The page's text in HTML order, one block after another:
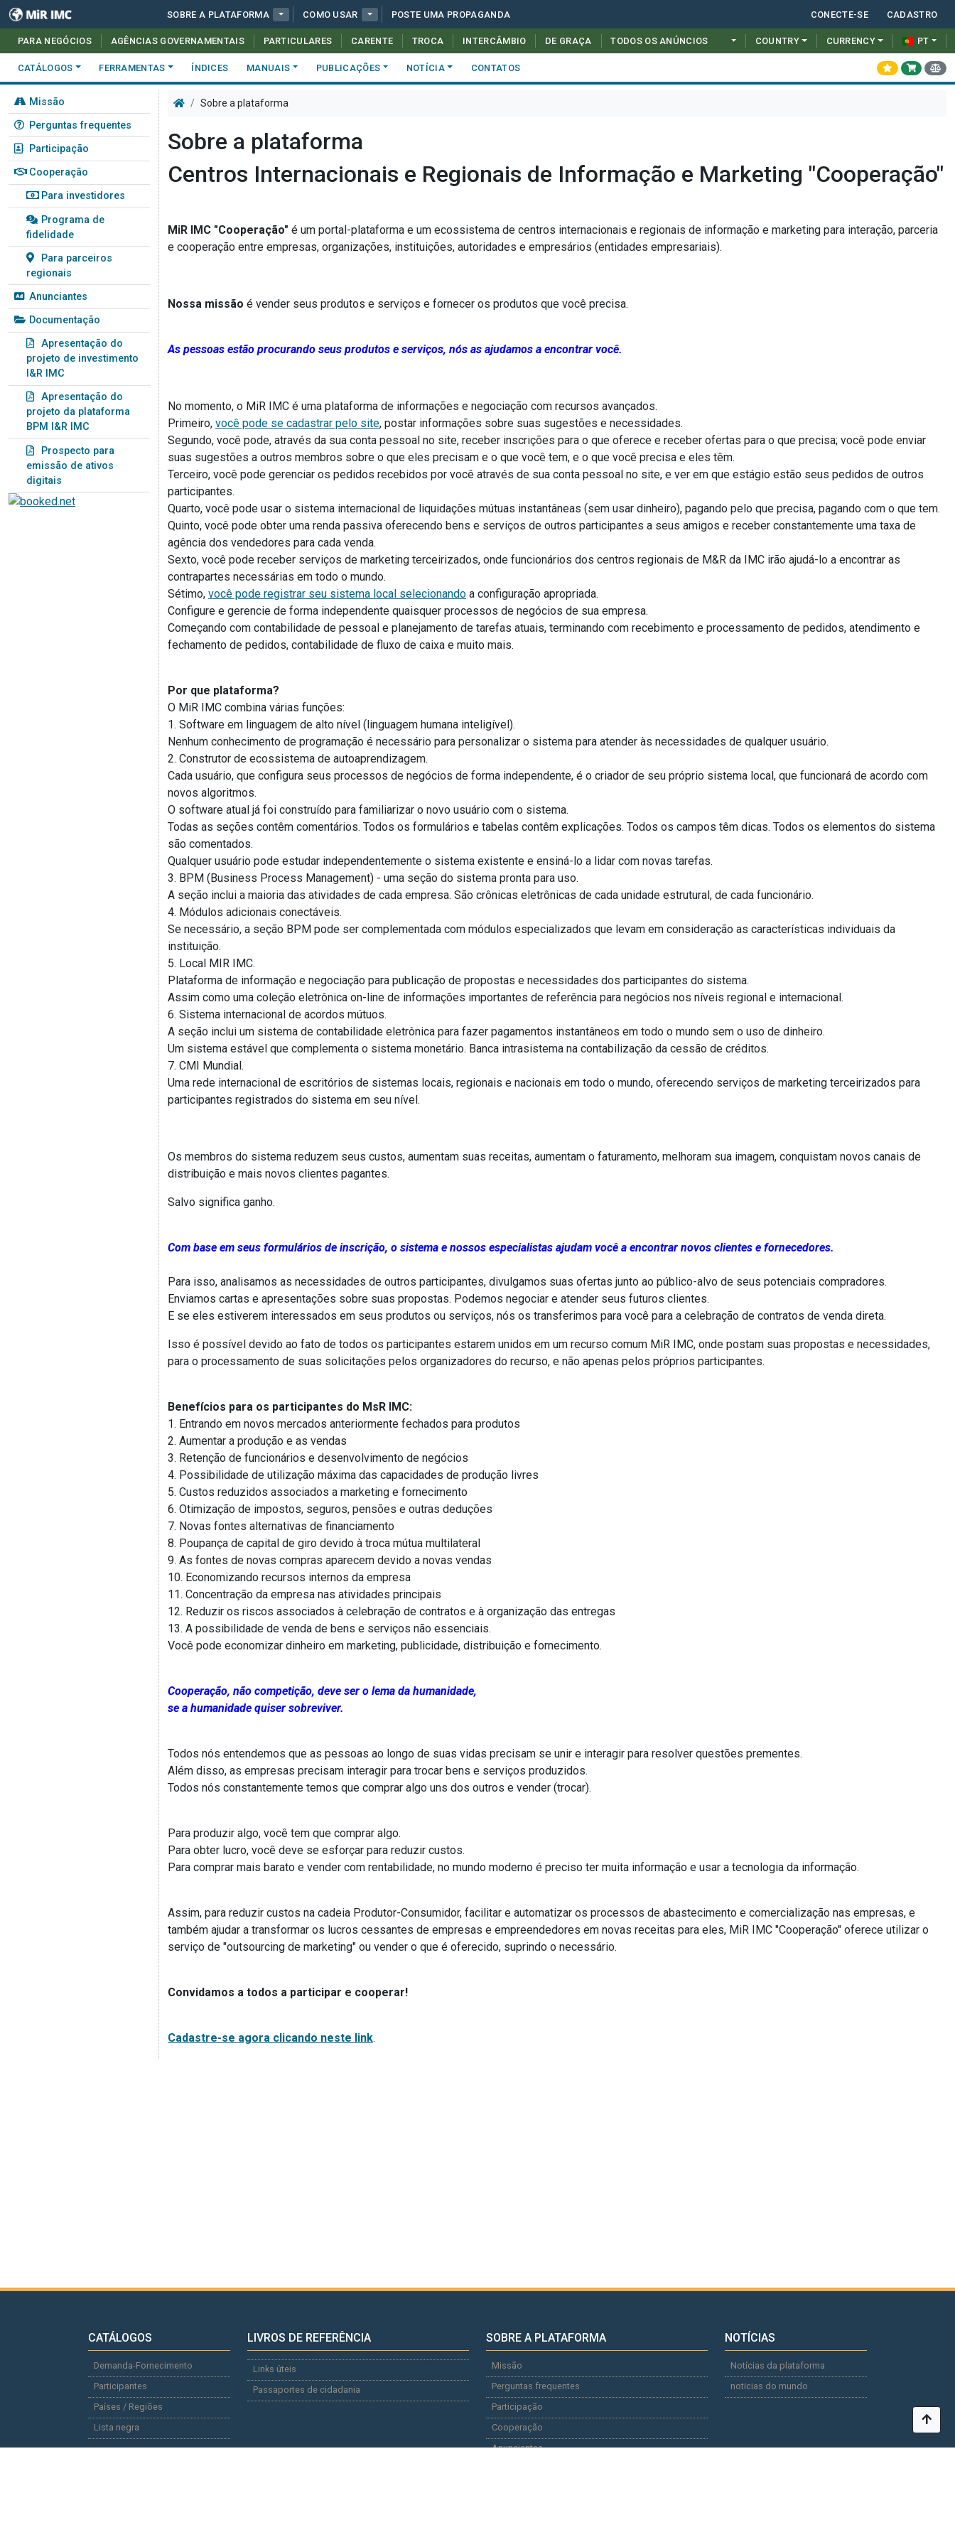
SOBRE A PLATAFORMA COMO USAR POSTE UMA PROPAGANDA CONECTE-SE CADASTRO
PARA NEGÓCIOS AGÊNCIAS GOVERNAMENTAIS PARTICULARES CARENTE TROCA INTERCÂMBIO DE GRAÇA TODOS OS ANÚNCIOS COUNTRY CURRENCY PT
CATÁLOGOS FERRAMENTAS ÍNDICES MANUAIS PUBLICAÇÕES NOTÍCIA CONTATOS
Missão
Perguntas frequentes
Participação
Cooperação
Para investidores
Programa de
fidelidade
Para parceiros
regionais
Anunciantes
Documentação
Apresentação do
projeto de investimento
I&R IMC
Apresentação do
projeto da plataforma
BPM I&R IMC
Prospecto para
emissão de ativos
digitais
Sobre a plataforma
Sobre a plataforma
Centros Internacionais e Regionais de Informação e Marketing "Cooperação"
MiR IMC "Cooperação" é um portal-plataforma e um ecossistema de centros internacionais e regionais de informação e marketing para interação, parceria
e cooperação entre empresas, organizações, instituições, autoridades e empresários (entidades empresariais).
Nossa missão é vender seus produtos e serviços e fornecer os produtos que você precisa.
As pessoas estão procurando seus produtos e serviços, nós as ajudamos a encontrar você.
No momento, o MiR IMC é uma plataforma de informações e negociação com recursos avançados.
Primeiro, você pode se cadastrar pelo site, postar informações sobre suas sugestões e necessidades.
Segundo, você pode, através da sua conta pessoal no site, receber inscrições para o que oferece e receber ofertas para o que precisa; você pode enviar
suas sugestões a outros membros sobre o que eles precisam e o que você tem, e o que você precisa e eles têm.
Terceiro, você pode gerenciar os pedidos recebidos por você através de sua conta pessoal no site, e ver em que estágio estão seus pedidos de outros
participantes.
Quarto, você pode usar o sistema internacional de liquidações mútuas instantâneas (sem usar dinheiro), pagando pelo que precisa, pagando com o que tem.
Quinto, você pode obter uma renda passiva oferecendo bens e serviços de outros participantes a seus amigos e receber constantemente uma taxa de
agência dos vendedores para cada venda.
Sexto, você pode receber serviços de marketing terceirizados, onde funcionários dos centros regionais de M&R da IMC irão ajudá-lo a encontrar as
contrapartes necessárias em todo o mundo.
Sétimo, você pode registrar seu sistema local selecionando a configuração apropriada.
Configure e gerencie de forma independente quaisquer processos de negócios de sua empresa.
Começando com contabilidade de pessoal e planejamento de tarefas atuais, terminando com recebimento e processamento de pedidos, atendimento e
fechamento de pedidos, contabilidade de fluxo de caixa e muito mais.
Por que plataforma?
O MiR IMC combina várias funções:
1. Software em linguagem de alto nível (linguagem humana inteligível).
Nenhum conhecimento de programação é necessário para personalizar o sistema para atender às necessidades de qualquer usuário.
2. Construtor de ecossistema de autoaprendizagem.
Cada usuário, que configura seus processos de negócios de forma independente, é o criador de seu próprio sistema local, que funcionará de acordo com
novos algoritmos.
O software atual já foi construído para familiarizar o novo usuário com o sistema.
Todas as seções contêm comentários. Todos os formulários e tabelas contêm explicações. Todos os campos têm dicas. Todos os elementos do sistema
são comentados.
Qualquer usuário pode estudar independentemente o sistema existente e ensiná-lo a lidar com novas tarefas.
3. BPM (Business Process Management) - uma seção do sistema pronta para uso.
A seção inclui a maioria das atividades de cada empresa. São crônicas eletrônicas de cada unidade estrutural, de cada funcionário.
4. Módulos adicionais conectáveis.
Se necessário, a seção BPM pode ser complementada com módulos especializados que levam em consideração as características individuais da
instituição.
5. Local MIR IMC.
Plataforma de informação e negociação para publicação de propostas e necessidades dos participantes do sistema.
Assim como uma coleção eletrônica on-line de informações importantes de referência para negócios nos níveis regional e internacional.
6. Sistema internacional de acordos mútuos.
A seção inclui um sistema de contabilidade eletrônica para fazer pagamentos instantâneos em todo o mundo sem o uso de dinheiro.
Um sistema estável que complementa o sistema monetário. Banca intrasistema na contabilização da cessão de créditos.
7. CMI Mundial.
Uma rede internacional de escritórios de sistemas locais, regionais e nacionais em todo o mundo, oferecendo serviços de marketing terceirizados para
participantes registrados do sistema em seu nível.
Os membros do sistema reduzem seus custos, aumentam suas receitas, aumentam o faturamento, melhoram sua imagem, conquistam novos canais de
distribuição e mais novos clientes pagantes.
Salvo significa ganho.
Com base em seus formulários de inscrição, o sistema e nossos especialistas ajudam você a encontrar novos clientes e fornecedores.
Para isso, analisamos as necessidades de outros participantes, divulgamos suas ofertas junto ao público-alvo de seus potenciais compradores.
Enviamos cartas e apresentações sobre suas propostas. Podemos negociar e atender seus futuros clientes.
E se eles estiverem interessados ​​em seus produtos ou serviços, nós os transferimos para você para a celebração de contratos de venda direta.
Isso é possível devido ao fato de todos os participantes estarem unidos em um recurso comum MiR IMC, onde postam suas propostas e necessidades,
para o processamento de suas solicitações pelos organizadores do recurso, e não apenas pelos próprios participantes.
Benefícios para os participantes do MsR IMC:
1. Entrando em novos mercados anteriormente fechados para produtos
2. Aumentar a produção e as vendas
3. Retenção de funcionários e desenvolvimento de negócios
4. Possibilidade de utilização máxima das capacidades de produção livres
5. Custos reduzidos associados a marketing e fornecimento
6. Otimização de impostos, seguros, pensões e outras deduções
7. Novas fontes alternativas de financiamento
8. Poupança de capital de giro devido à troca mútua multilateral
9. As fontes de novas compras aparecem devido a novas vendas
10. Economizando recursos internos da empresa
11. Concentração da empresa nas atividades principais
12. Reduzir os riscos associados à celebração de contratos e à organização das entregas
13. A possibilidade de venda de bens e serviços não essenciais.
Você pode economizar dinheiro em marketing, publicidade, distribuição e fornecimento.
Cooperação, não competição, deve ser o lema da humanidade,
se a humanidade quiser sobreviver.
Todos nós entendemos que as pessoas ao longo de suas vidas precisam se unir e interagir para resolver questões prementes.
Além disso, as empresas precisam interagir para trocar bens e serviços produzidos.
Todos nós constantemente temos que comprar algo uns dos outros e vender (trocar).
Para produzir algo, você tem que comprar algo.
Para obter lucro, você deve se esforçar para reduzir custos.
Para comprar mais barato e vender com rentabilidade, no mundo moderno é preciso ter muita informação e usar a tecnologia da informação.
Assim, para reduzir custos na cadeia Produtor-Consumidor, facilitar e automatizar os processos de abastecimento e comercialização nas empresas, e
também ajudar a transformar os lucros cessantes de empresas e empreendedores em novas receitas para eles, MiR IMC "Cooperação" oferece utilizar o
serviço de "outsourcing de marketing" ou vender o que é oferecido, suprindo o necessário.
Convidamos a todos a participar e cooperar!
Cadastre-se agora clicando neste link.
CATÁLOGOS
Demanda-Fornecimento
Participantes
Países / Regiões
Lista negra
LIVROS DE REFERÊNCIA
Links úteis
Passaportes de cidadania
SOBRE A PLATAFORMA
Missão
Perguntas frequentes
Participação
Cooperação
Anunciantes
NOTÍCIAS
Notícias da plataforma
noticias do mundo